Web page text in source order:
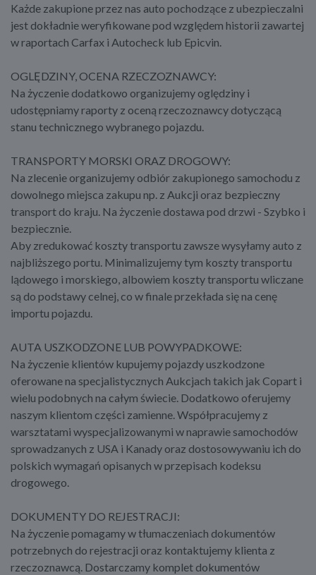
Każde zakupione przez nas auto pochodzące z ubezpieczalni
jest dokładnie weryfikowane pod względem historii zawartej
w raportach Carfax i Autocheck lub Epicvin.
OGLĘDZINY, OCENA RZECZOZNAWCY:
Na życzenie dodatkowo organizujemy oględziny i
udostępniamy raporty z oceną rzeczoznawcy dotyczącą
stanu technicznego wybranego pojazdu.
TRANSPORTY MORSKI ORAZ DROGOWY:
Na zlecenie organizujemy odbiór zakupionego samochodu z
dowolnego miejsca zakupu np. z Aukcji oraz bezpieczny
transport do kraju. Na życzenie dostawa pod drzwi - Szybko i
bezpiecznie.
Aby zredukować koszty transportu zawsze wysyłamy auto z
najbliższego portu. Minimalizujemy tym koszty transportu
lądowego i morskiego, albowiem koszty transportu wliczane
są do podstawy celnej, co w finale przekłada się na cenę
importu pojazdu.
AUTA USZKODZONE LUB POWYPADKOWE:
Na życzenie klientów kupujemy pojazdy uszkodzone
oferowane na specjalistycznych Aukcjach takich jak Copart i
wielu podobnych na całym świecie. Dodatkowo oferujemy
naszym klientom części zamienne. Współpracujemy z
warsztatami wyspecjalizowanymi w naprawie samochodów
sprowadzanych z USA i Kanady oraz dostosowywaniu ich do
polskich wymagań opisanych w przepisach kodeksu
drogowego.
DOKUMENTY DO REJESTRACJI:
Na życzenie pomagamy w tłumaczeniach dokumentów
potrzebnych do rejestracji oraz kontaktujemy klienta z
rzeczoznawcą. Dostarczamy komplet dokumentów